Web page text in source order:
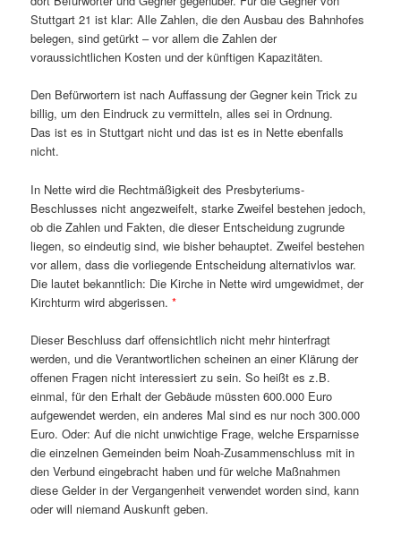
Stuttgart 21 ist klar: Alle Zahlen, die den Ausbau des Bahnhofes
belegen, sind getürkt – vor allem die Zahlen der
voraussichtlichen Kosten und der künftigen Kapazitäten.
Den Befürwortern ist nach Auffassung der Gegner kein Trick zu
billig, um den Eindruck zu vermitteln, alles sei in Ordnung.
Das ist es in Stuttgart nicht und das ist es in Nette ebenfalls
nicht.
In Nette wird die Rechtmäßigkeit des Presbyteriums-
Beschlusses nicht angezweifelt, starke Zweifel bestehen jedoch,
ob die Zahlen und Fakten, die dieser Entscheidung zugrunde
liegen, so eindeutig sind, wie bisher behauptet. Zweifel bestehen
vor allem, dass die vorliegende Entscheidung alternativlos war.
Die lautet bekanntlich: Die Kirche in Nette wird umgewidmet, der
Kirchturm wird abgerissen.*
Dieser Beschluss darf offensichtlich nicht mehr hinterfragt
werden, und die Verantwortlichen scheinen an einer Klärung der
offenen Fragen nicht interessiert zu sein. So heißt es z.B.
einmal, für den Erhalt der Gebäude müssten 600.000 Euro
aufgewendet werden, ein anderes Mal sind es nur noch 300.000
Euro. Oder: Auf die nicht unwichtige Frage, welche Ersparnisse
die einzelnen Gemeinden beim Noah-Zusammenschluss mit in
den Verbund eingebracht haben und für welche Maßnahmen
diese Gelder in der Vergangenheit verwendet worden sind, kann
oder will niemand Auskunft geben.